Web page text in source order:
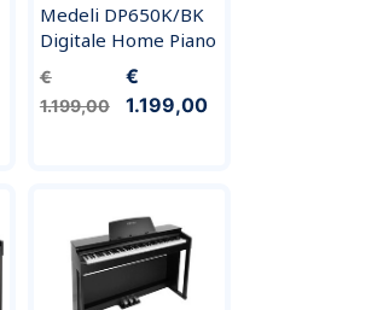
Medeli DP650K/BK
Digitale Home Piano
€
1.199,00
€
1.199,00